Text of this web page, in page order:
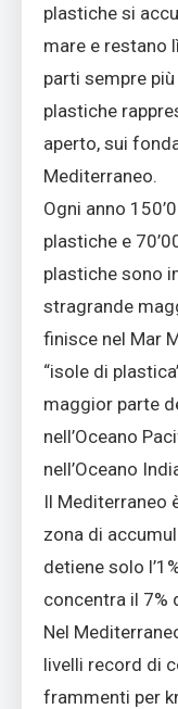
plastiche si
mare e restano
parti sempre
plastiche
aperto, sui
Mediterraneo.
Ogni anno
plastiche e
plastiche sono
stragrande
finisce nel Mar
“isole di
maggior parte
nell’Oceano
nell’Oceano
Il Mediterraneo
zona di
detiene solo
concentra il 7%
Nel
livelli record di
frammenti per